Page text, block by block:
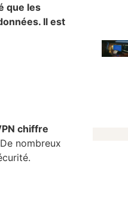
que les
Il est
chiffre
nombreux